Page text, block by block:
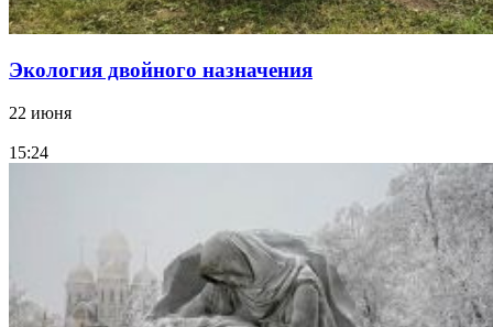
Экология двойного назначения
22 июня
15:24